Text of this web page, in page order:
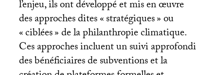
l’enjeu, ils ont développé et mis en œuvre
des approches dites «stratégiques» ou
«ciblées» de la philanthropie climatique.
Ces approches incluent un suivi approfondi
des bénéficiaires de subventions et la